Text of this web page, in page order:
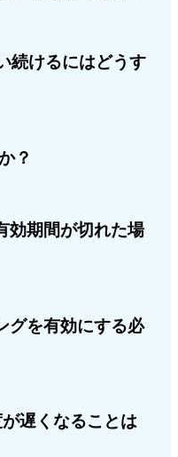
続けるにはどうす
？
効期間が切れた場
グを有効にする必
遅くなることは